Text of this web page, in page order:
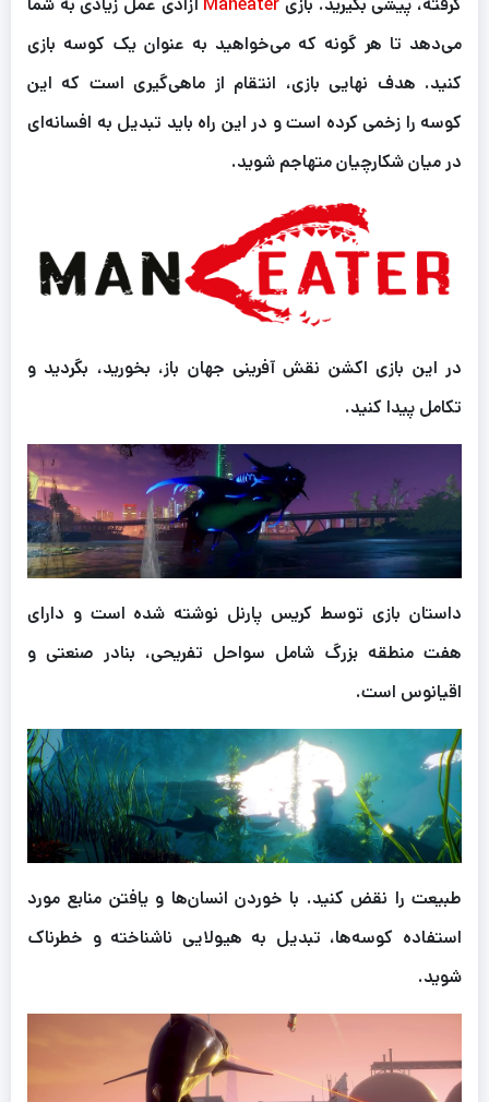
می‌دهد تا هر گونه که می‌خواهید به عنوان یک کوسه بازی
کنید. هدف نهایی بازی، انتقام از ماهی‌گیری است که این
کوسه را زخمی کرده است و در این راه باید تبدیل به افسانه‌ای
در میان شکارچیان متهاجم شوید.
در این بازی اکشن نقش آفرینی جهان باز، بخورید، بگردید و
تکامل پیدا کنید.
داستان بازی توسط کریس پارنل نوشته شده است و دارای
هفت منطقه بزرگ شامل سواحل تفریحی، بنادر صنعتی و
اقیانوس است.
طبیعت را نقض کنید. با خوردن انسان‌ها و یافتن منابع مورد
استفاده کوسه‌ها، تبدیل به هیولایی ناشناخته و خطرناک
شوید.